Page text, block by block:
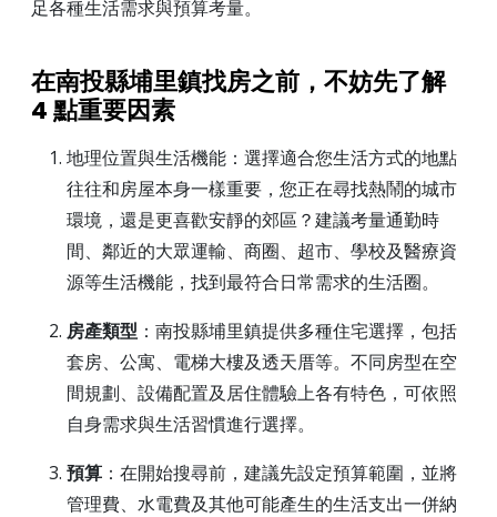
足各種生活需求與預算考量。
在南投縣埔里鎮找房之前，不妨先了解
4 點重要因素
地理位置與生活機能：選擇適合您生活方式的地點
往往和房屋本身一樣重要，您正在尋找熱鬧的城市
環境，還是更喜歡安靜的郊區？建議考量通勤時
間、鄰近的大眾運輸、商圈、超市、學校及醫療資
源等生活機能，找到最符合日常需求的生活圈。
房產類型 ：南投縣埔里鎮提供多種住宅選擇，包括
套房、公寓、電梯大樓及透天厝等。不同房型在空
間規劃、設備配置及居住體驗上各有特色，可依照
自身需求與生活習慣進行選擇。
預算 ：在開始搜尋前，建議先設定預算範圍，並將
管理費、水電費及其他可能產生的生活支出一併納